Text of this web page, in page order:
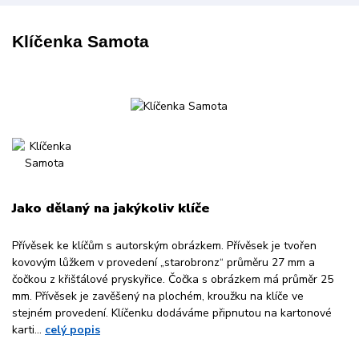
Klíčenka Samota
Jako dělaný na jakýkoliv klíče
Přívěsek ke klíčům s autorským obrázkem. Přívěsek je tvořen
kovovým lůžkem v provedení „starobronz“ průměru 27 mm a
čočkou z křišťálové pryskyřice. Čočka s obrázkem má průměr 25
mm. Přívěsek je zavěšený na plochém, kroužku na klíče ve
stejném provedení. Klíčenku dodáváme připnutou na kartonové
karti... celý popis